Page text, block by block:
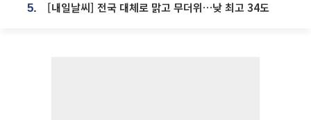
5. [내일날씨] 전국 대체로 맑고 무더위…낮 최고 34도